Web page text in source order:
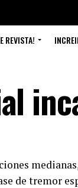
REVISTA!
de tremor